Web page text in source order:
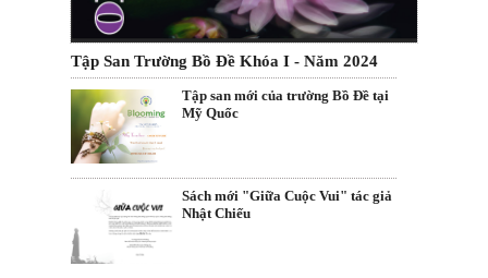
Tập San Trường Bồ Đề Khóa I - Năm 2024
Tập san mới của trường Bồ Đề tại
Mỹ Quốc
Sách mới "Giữa Cuộc Vui" tác giả
Nhật Chiếu